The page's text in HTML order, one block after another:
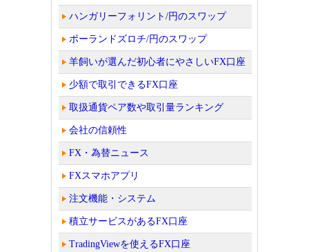
ハンガリーフォリント/円のスワップ
ポーランドズロチ/円のスワップ
羊飼いが選んだ初心者にやさしいFX口座
少額で取引できるFX口座
取扱通貨ペア数や取引量ランキング
会社の信頼性
FX・為替ニュース
FXスマホアプリ
注文機能・システム
積立サービスがあるFX口座
TradingViewを使えるFX口座